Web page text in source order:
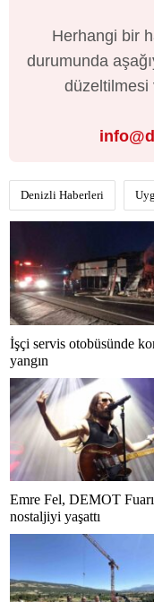
Herhangi bir
durumunda
düzeltilmesi
Denizli Haberleri
İşçi servis otobüsünde
yangın
Emre Fel, DEMOT
nostaljiyi yaşattı